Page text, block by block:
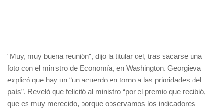
“Muy, muy buena reunión”, dijo la titular del, tras sacarse una
foto con el ministro de Economía, en Washington. Georgieva
explicó que hay un “un acuerdo en torno a las prioridades del
país”. Reveló que felicitó al ministro “por el premio que recibió,
que es muy merecido, porque observamos los indicadores